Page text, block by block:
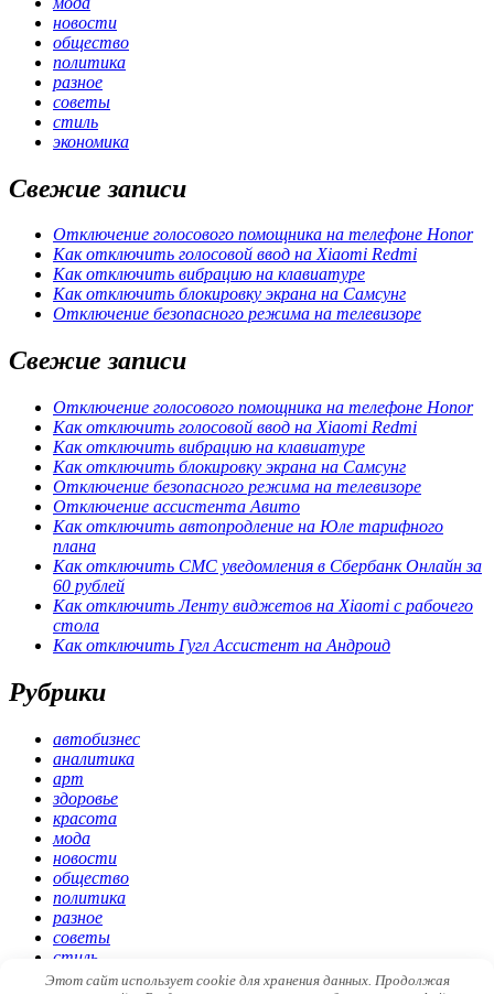
новости
общество
политика
разное
советы
стиль
экономика
Свежие записи
Отключение голосового помощника на телефоне Honor
Как отключить голосовой ввод на Xiaomi Redmi
Как отключить вибрацию на клавиатуре
Как отключить блокировку экрана на Самсунг
Отключение безопасного режима на телевизоре
Свежие записи
Отключение голосового помощника на телефоне Honor
Как отключить голосовой ввод на Xiaomi Redmi
Как отключить вибрацию на клавиатуре
Как отключить блокировку экрана на Самсунг
Отключение безопасного режима на телевизоре
Отключение ассистента Авито
Как отключить автопродление на Юле тарифного
плана
Как отключить СМС уведомления в Сбербанк Онлайн за
60 рублей
Как отключить Ленту виджетов на Xiaomi с рабочего
стола
Как отключить Гугл Ассистент на Андроид
Рубрики
автобизнес
аналитика
арт
здоровье
красота
мода
новости
общество
политика
разное
советы
стиль
экономика
Этот сайт использует cookie для хранения данных. Продолжая